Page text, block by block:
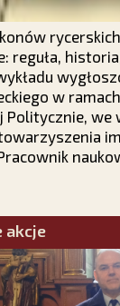
reguła,
w
Politycznie,
zabrał
Świętej,
zdjęć
o
akcje